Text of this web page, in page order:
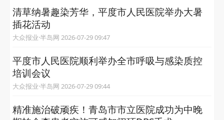
清草纳暑趣染芳华，平度市人民医院举办大暑
插花活动
大众报业·半岛网 2026-07-29 09:47
平度市人民医院顺利举办全市呼吸与感染质控
培训会议
大众报业·半岛网 2026-07-29 09:44
精准施治破顽疾！青岛市市立医院成功为中晚